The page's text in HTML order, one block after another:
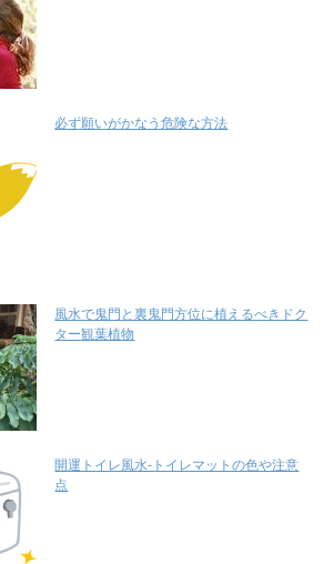
必ず願いがかなう危険な方法
風水で鬼門と裏鬼門方位に植えるべきドク
ター観葉植物
開運トイレ風水-トイレマットの色や注意
点